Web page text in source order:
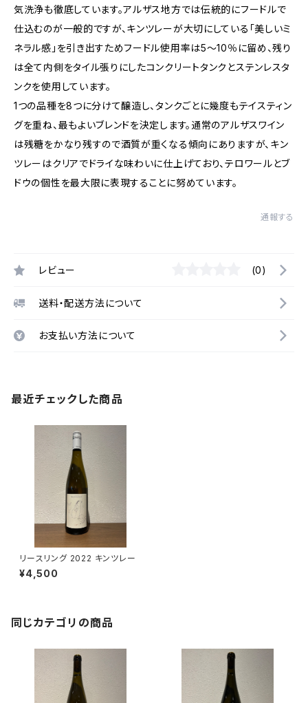
気洗浄も徹底しています。アルザス地方では伝統的にフードルで
仕込むのが一般的ですが、キンツレーが大切にしている「美しいミ
ネラル感」を引き出すためフードル使用率は5～10％に留め、残り
は全て内側をタイル張りにしたコンクリートタンクとステンレスタ
ンクを使用しています。
1つの品種を8つに分けて醸造し、タンクごとに幾度もテイスティン
グを重ね、最もよいブレンドを決定します。通常のアルザスワイン
は残糖をかなり残すので酒質が重くなる傾向にありますが、キン
ツレーはクリアでドライな味わいに仕上げており、テロワールとブ
ドウの個性を最大限に表現することに努めています。
通報する
レビュー (0)
送料・配送方法について
お支払い方法について
最近チェックした商品
リースリング 2022 キンツレー
¥4,500
同じカテゴリの商品